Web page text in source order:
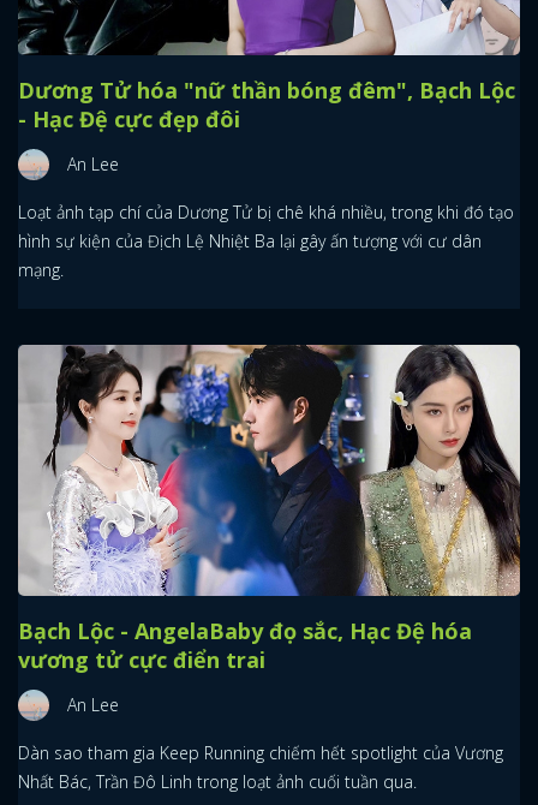
Dương Tử hóa "nữ thần bóng đêm", Bạch Lộc
- Hạc Đệ cực đẹp đôi
An Lee
Loạt ảnh tạp chí của Dương Tử bị chê khá nhiều, trong khi đó tạo
hình sự kiện của Địch Lệ Nhiệt Ba lại gây ấn tượng với cư dân
mạng.
Bạch Lộc - AngelaBaby đọ sắc, Hạc Đệ hóa
vương tử cực điển trai
An Lee
Dàn sao tham gia Keep Running chiếm hết spotlight của Vương
Nhất Bác, Trần Đô Linh trong loạt ảnh cuối tuần qua.